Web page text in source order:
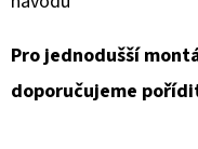
Pro jednodušší
doporučujeme